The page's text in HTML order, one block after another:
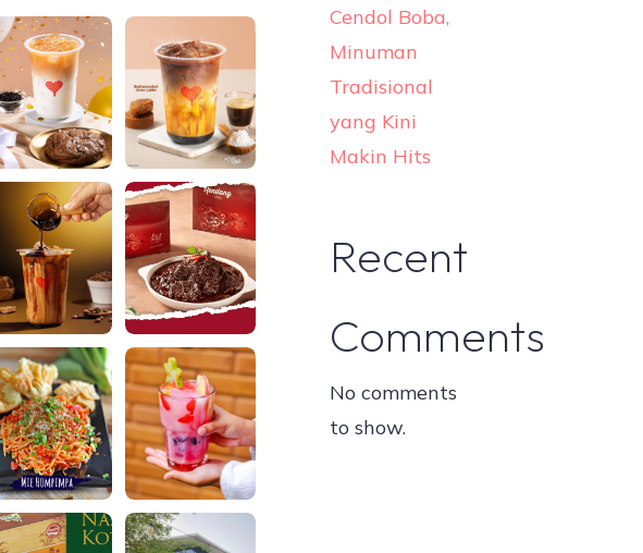
Cendol Boba,
Minuman
Tradisional
yang Kini
Makin Hits
Recent
Comments
No comments
to show.